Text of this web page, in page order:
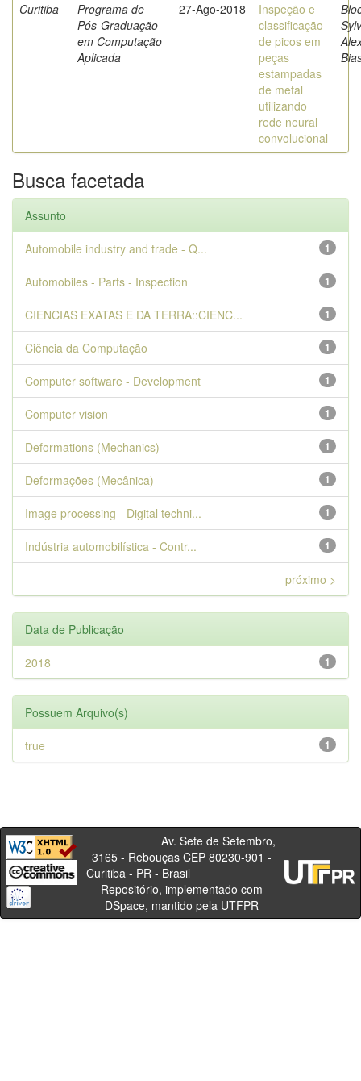
Curitiba
Programa de
Pós-Graduação
em Computação
Aplicada
27-Ago-2018
Inspeção e
classificação
de picos em
peças
estampadas
de metal
utilizando
rede neural
convolucional
Busca facetada
Assunto
1
Automobile industry and trade - Q...
1
Automobiles - Parts - Inspection
1
CIENCIAS EXATAS E DA TERRA::CIENC...
1
Ciência da Computação
1
Computer software - Development
1
Computer vision
1
Deformations (Mechanics)
1
Deformações (Mecânica)
1
Image processing - Digital techni...
1
Indústria automobilística - Contr...
próximo >
Data de Publicação
1
2018
Possuem Arquivo(s)
1
true
Av. Sete de Setembro,
3165 - Rebouças CEP 80230-901 -
Curitiba - PR - Brasil
Repositório, implementado com
DSpace, mantido pela UTFPR